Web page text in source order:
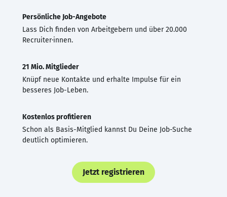
Persönliche Job-Angebote
Lass Dich finden von Arbeitgebern und über 20.000
Recruiter·innen.
21 Mio. Mitglieder
Knüpf neue Kontakte und erhalte Impulse für ein
besseres Job-Leben.
Kostenlos profitieren
Schon als Basis-Mitglied kannst Du Deine Job-Suche
deutlich optimieren.
Jetzt registrieren